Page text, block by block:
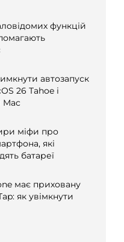
функцій
автозапуск
26 Tahoe і
міфи про
які
батареї
має приховану
як увімкнути